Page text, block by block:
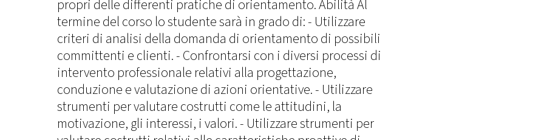
propri delle differenti pratiche di orientamento. Abilità Al
termine del corso lo studente sarà in grado di: - Utilizzare
criteri di analisi della domanda di orientamento di possibili
committenti e clienti. - Confrontarsi con i diversi processi di
intervento professionale relativi alla progettazione,
conduzione e valutazione di azioni orientative. - Utilizzare
strumenti per valutare costrutti come le attitudini, la
motivazione, gli interessi, i valori. - Utilizzare strumenti per